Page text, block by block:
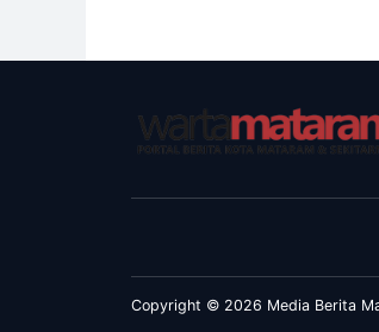
Copyright © 2026 Media Berita